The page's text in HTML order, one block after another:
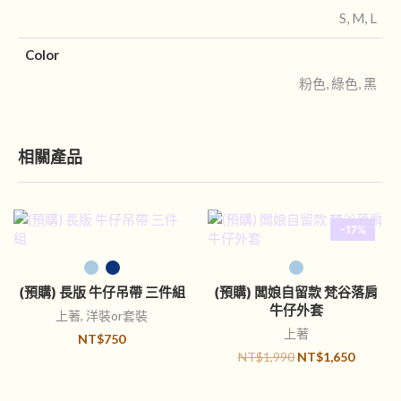
S, M, L
Color
粉色, 綠色, 黑
相關產品
選擇規格
(預購) 長版 牛仔吊帶 三件組
上著, 洋裝or套裝
NT$750
-17%
選擇規格
(預購) 闆娘自留款 梵谷落肩
牛仔外套
上著
NT$1,990 NT$1,650